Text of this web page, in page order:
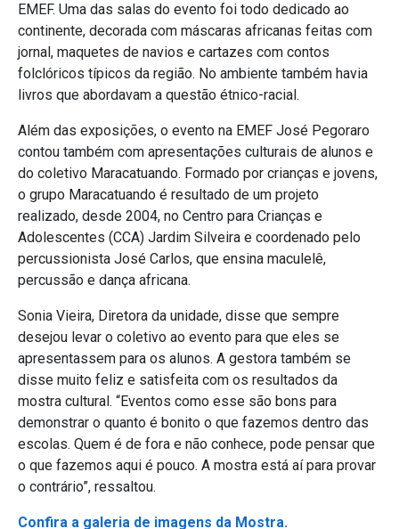
EMEF. Uma das salas do evento foi todo dedicado ao
continente, decorada com máscaras africanas feitas com
jornal, maquetes de navios e cartazes com contos
folclóricos típicos da região. No ambiente também havia
livros que abordavam a questão étnico-racial.
Além das exposições, o evento na EMEF José Pegoraro
contou também com apresentações culturais de alunos e
do coletivo Maracatuando. Formado por crianças e jovens,
o grupo Maracatuando é resultado de um projeto
realizado, desde 2004, no Centro para Crianças e
Adolescentes (CCA) Jardim Silveira e coordenado pelo
percussionista José Carlos, que ensina maculelê,
percussão e dança africana.
Sonia Vieira, Diretora da unidade, disse que sempre
desejou levar o coletivo ao evento para que eles se
apresentassem para os alunos. A gestora também se
disse muito feliz e satisfeita com os resultados da
mostra cultural. “Eventos como esse são bons para
demonstrar o quanto é bonito o que fazemos dentro das
escolas. Quem é de fora e não conhece, pode pensar que
o que fazemos aqui é pouco. A mostra está aí para provar
o contrário”, ressaltou.
Confira a galeria de imagens da Mostra.